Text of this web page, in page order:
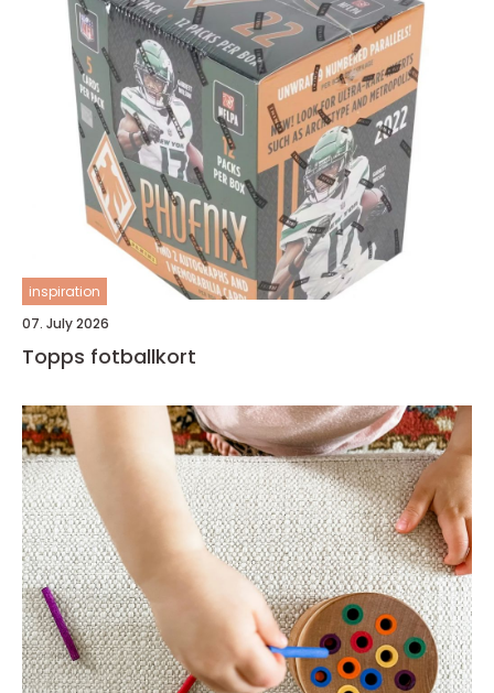
inspiration
07. July 2026
Topps fotballkort